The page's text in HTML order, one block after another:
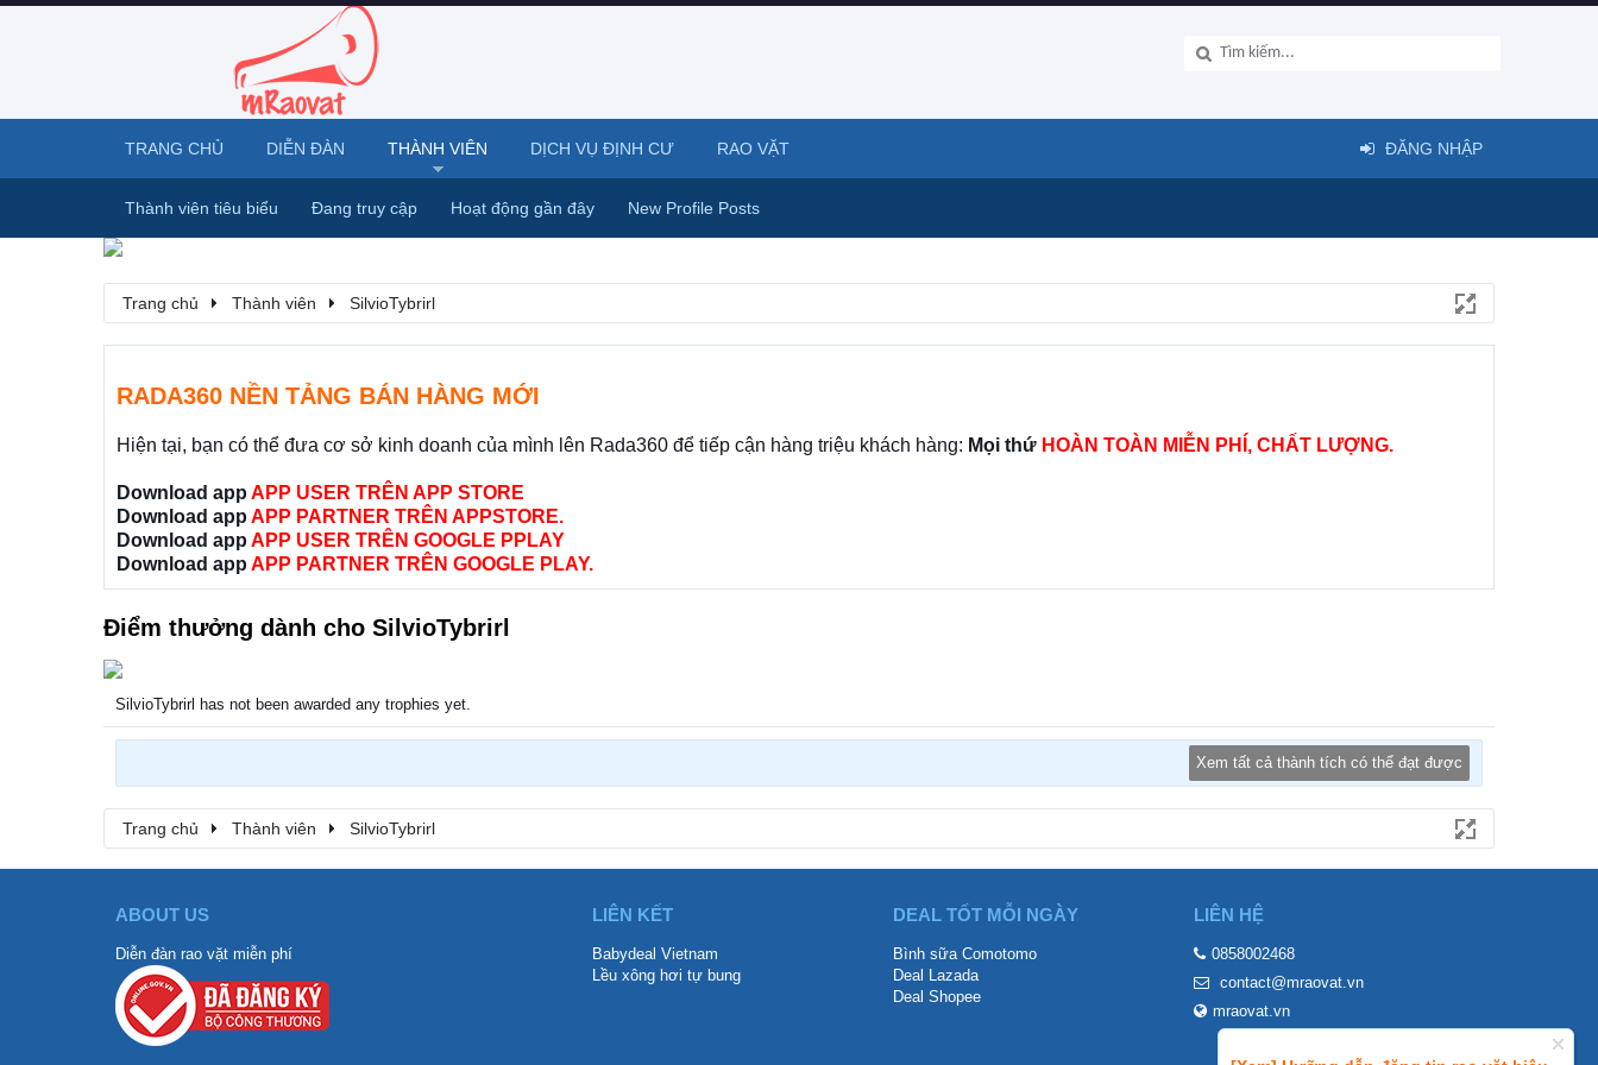
Trang chủ Thành viên SilvioTybrirl
RADA360 NỀN TẢNG BÁN HÀNG MỚI
Hiện tại, bạn có thể đưa cơ sở kinh doanh của mình lên Rada360 để tiếp cận hàng triệu khách hàng: Mọi thứ HOÀN TOÀN MIỄN PHÍ, CHẤT LƯỢNG.
Download app APP USER TRÊN APP STORE
Download app APP PARTNER TRÊN APPSTORE.
Download app APP USER TRÊN GOOGLE PPLAY
Download app APP PARTNER TRÊN GOOGLE PLAY.
Điểm thưởng dành cho SilvioTybrirl
SilvioTybrirl has not been awarded any trophies yet.
Xem tất cả thành tích có thể đạt được
Trang chủ Thành viên SilvioTybrirl
TRANG CHỦ DIỄN ĐÀN THÀNH VIÊN
Thành viên tiêu biểu Đang truy cập Hoạt động gần đây New Profile Posts
DỊCH VỤ ĐỊNH CƯ RAO VẶT ĐĂNG NHẬP
ABOUT US
Diễn đàn rao vặt miễn phí
LIÊN KẾT
Babydeal Vietnam
Lều xông hơi tự bung
DEAL TỐT MỖI NGÀY
Bình sữa Comotomo
Deal Lazada
Deal Shopee
LIÊN HỆ
0858002468
contact@mraovat.vn
mraovat.vn